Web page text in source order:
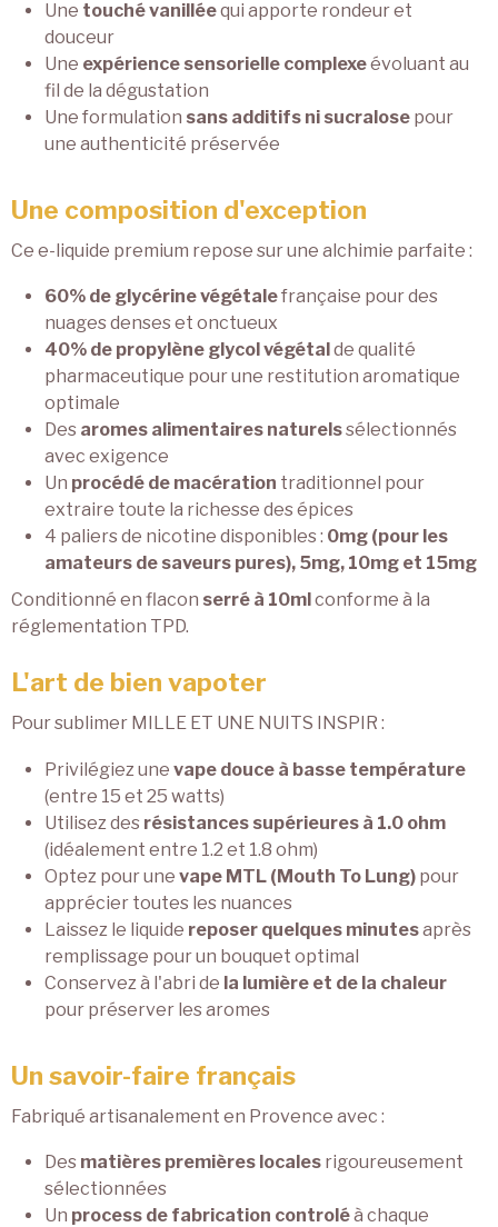
Une touché vanilléequi apporte rondeur et
douceur
Une expérience sensorielle complexeévoluant au
fil de la dégustation
Une formulation sans additifs ni sucralose pour
une authenticité préservée
Une composition d'exception
Ce e-liquide premium repose sur une alchimie parfaite :
60% de glycérine végétalefrançaise pour des
nuages denses et onctueux
40% de propylène glycol végétal de qualité
pharmaceutique pour une restitution aromatique
optimale
Des aromes alimentaires naturelssélectionnés
avec exigence
Un procédé de macération traditionnel pour
extraire toute la richesse des épices
4 paliers de nicotine disponibles : 0mg (pour les
amateurs de saveurs pures), 5mg, 10mg et 15mg
Conditionné en flacon serré à 10ml conforme à la
réglementation TPD.
L'art de bien vapoter
Pour sublimer MILLE ET UNE NUITS INSPIR :
Privilégiez une vape douce à basse température
(entre 15 et 25 watts)
Utilisez des résistances supérieures à 1.0 ohm
(idéalement entre 1.2 et 1.8 ohm)
Optez pour une vape MTL (Mouth To Lung) pour
apprécier toutes les nuances
Laissez le liquide reposer quelques minutesaprès
remplissage pour un bouquet optimal
Conservez à l'abri de la lumière et de la chaleur
pour préserver les aromes
Un savoir-faire français
Fabriqué artisanalement en Provence avec :
Des matières premières locales rigoureusement
sélectionnées
Un process de fabrication controléà chaque